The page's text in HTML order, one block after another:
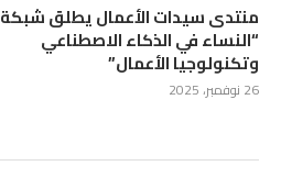
منتدى سيدات الأعمال يطلق شبكة
“النساء في الذكاء الاصطناعي
وتكنولوجيا الأعمال”
26 نوفمبر، 2025